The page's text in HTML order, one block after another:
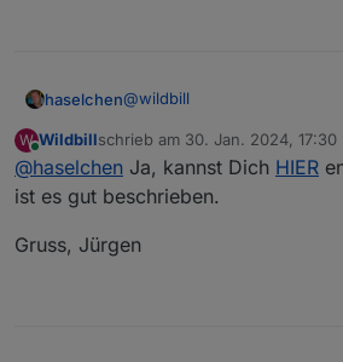
haselchen@wildbill
Also Stick rein und 128GB
Freude? :)
W
Online
Wildbillschrieb am 30. Jan. 2024, 17:30
zuletzt editiert von
@haselchen Ja, kannst Dich HIER
ist es gut beschrieben.
Gruss, Jürgen